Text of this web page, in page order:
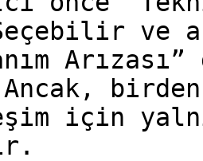
ve
birden
için